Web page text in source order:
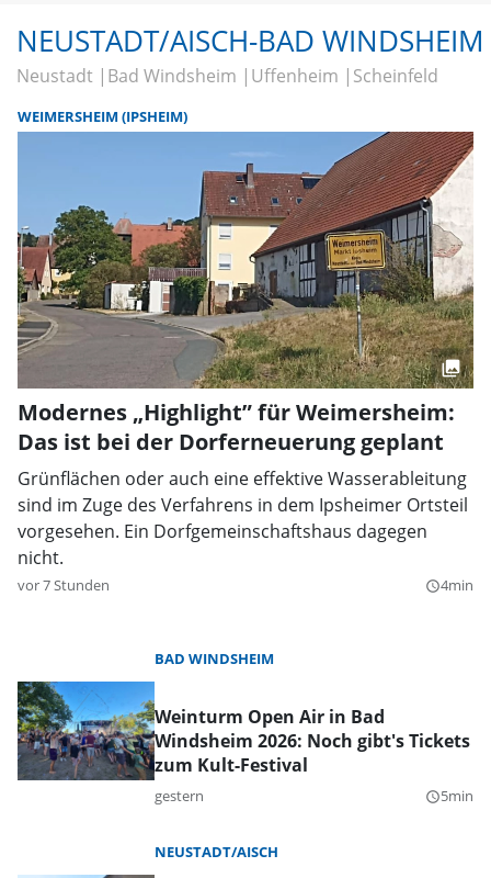
NEUSTADT/AISCH-BAD WINDSHEIM
Neustadt Bad Windsheim Uffenheim Scheinfeld
WEIMERSHEIM (IPSHEIM)
Modernes „Highlight” für Weimersheim:
Das ist bei der Dorferneuerung geplant
Grünflächen oder auch eine effektive Wasserableitung
sind im Zuge des Verfahrens in dem Ipsheimer Ortsteil
vorgesehen. Ein Dorfgemeinschaftshaus dagegen
nicht.
vor 7 Stunden query_builder4min
BAD WINDSHEIM
Weinturm Open Air in Bad
Windsheim 2026: Noch gibt's Tickets
zum Kult-Festival
gestern query_builder5min
NEUSTADT/AISCH